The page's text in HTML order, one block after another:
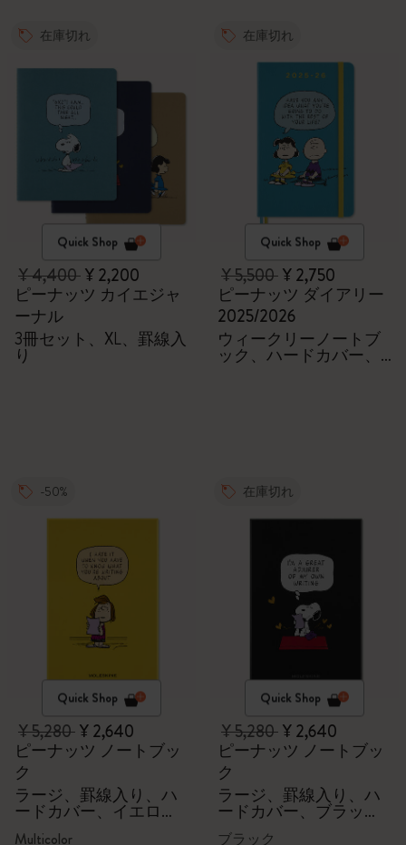
在庫切れ
Quick Shop
¥ 4,400¥ 2,200
ピーナッツ カイエジャ
ーナル
3冊セット、XL、罫線入
り
在庫切れ
Quick Shop
¥ 5,500¥ 2,750
ピーナッツ ダイアリー
2025/2026
ウィークリーノートブ
ック、ハードカバー、
-50%
Quick Shop
¥ 5,280¥ 2,640
ピーナッツ ノートブッ
ク
ラージ、罫線入り、ハ
ードカバー、イエロ
ー、ギフトボックス
Multicolor
在庫切れ
Quick Shop
¥ 5,280¥ 2,640
ピーナッツ ノートブッ
ク
ラージ、罫線入り、ハ
ードカバー、ブラッ
ク、ギフトボックス
ブラック